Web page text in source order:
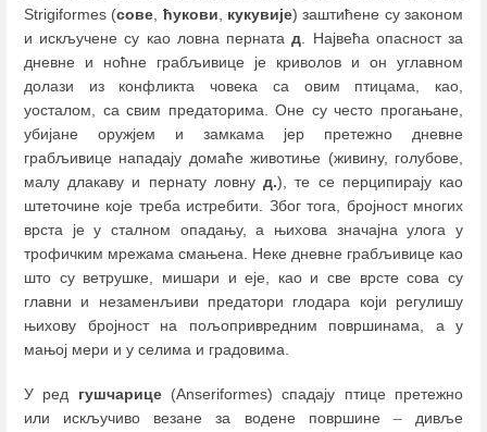
Strigiformes (сове ћукови кукувије) заштићене су законом
и искључене су као ловна пернатад . Највећа опасност за
дневне и ноћне грабљивице је криволов и он углавном
долази из конфликта човека са овим птицама, као,
уосталом, са свим предаторима. Оне су често прогањане,
убијане оружјем и замкама јер претежно дневне
грабљивице нападају домаће животиње (живину, голубове,
малу длакаву и пернату ловнуд.), те се перципирају као
штеточине које треба истребити. Због тога, бројност многих
врста је у сталном опадању, а њихова значајна улога у
трофичким мрежама смањена. Неке дневне грабљивице као
што су ветрушке, мишари и еје, као и све врсте сова су
главни и незаменљиви предатори глодара који регулишу
њихову бројност на пољопривредним површинама, а у
мањој мери и у селима и градовима.
У ред гушчарице(Anseriformes) спадају птице претежно
или искључиво везане за водене површине –дивље